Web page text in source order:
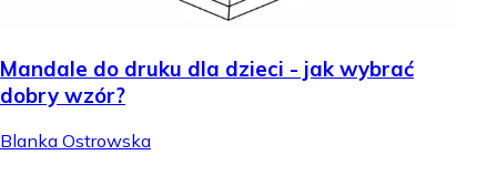
Mandale do druku dla dzieci - jak wybrać
dobry wzór?
Blanka Ostrowska